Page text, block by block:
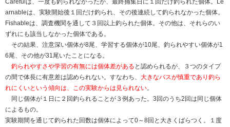
Carefulは、一度も釣られなかったか、最終捕集日に１回だけ釣られた個体。Le
arnableは、実験開始後１回だけ釣られ、その後連続して釣られなかった個体。
Fishableは、調査機関を通して３回以上釣られた個体。その他は、それらのい
ずれにも該当しなかった個体である。
その結果、注意深い個体が8尾、学習する個体が10尾、釣られやすい個体が1
6尾、その他が31尾いたことになる。
釣られやすさや学習の有無には個体差がある と認められるが、３つのタイプ
の間で体長に有意差は認められない。すなわち、 大きなバスが慎重であり釣ら
れにくいという傾向は、この実験からは見られない。
同じ個体が１日に２回釣られることが３例あった。3回のうち2回は同じ個体
によるもの。
実験期間を通じて釣られた回数は個体によって0～8回と大きくばらつく。１度